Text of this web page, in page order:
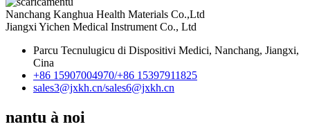
Nanchang Kanghua Health Materials Co.,Ltd
Jiangxi Yichen Medical Instrument Co., Ltd
Parcu Tecnulugicu di Dispositivi Medici, Nanchang, Jiangxi,
Cina
+86 15907004970/+86 15397911825
sales3@jxkh.cn/sales6@jxkh.cn
nantu à noi